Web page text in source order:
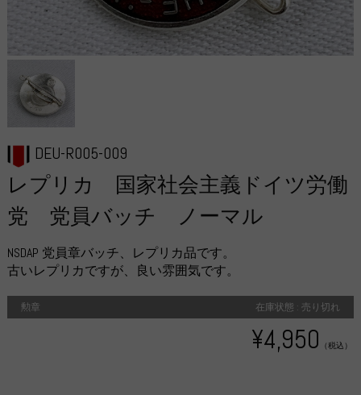
DEU-R005-009
レプリカ 国家社会主義ドイツ労働
党 党員バッチ ノーマル
NSDAP 党員章バッチ、レプリカ品です。
古いレプリカですが、良い雰囲気です。
勲章 在庫状態 : 売り切れ
¥4,950 （税込）